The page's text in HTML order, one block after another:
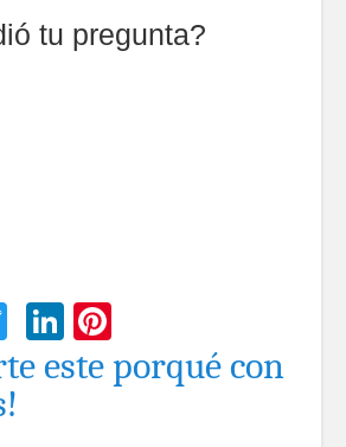
tu pregunta?
TwitterLinkedIn
este porqué con